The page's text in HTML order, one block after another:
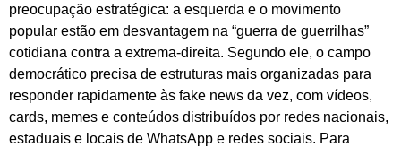
preocupação estratégica: a esquerda e o movimento
popular estão em desvantagem na “guerra de guerrilhas”
cotidiana contra a extrema-direita. Segundo ele, o campo
democrático precisa de estruturas mais organizadas para
responder rapidamente às fake news da vez, com vídeos,
cards, memes e conteúdos distribuídos por redes nacionais,
estaduais e locais de WhatsApp e redes sociais. Para